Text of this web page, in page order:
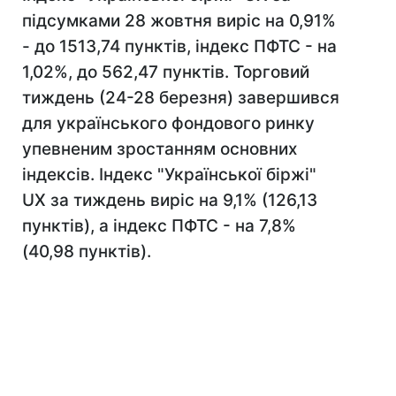
підсумками 28 жовтня виріс на 0,91%
- до 1513,74 пунктів, індекс ПФТС - на
1,02%, до 562,47 пунктів. Торговий
тиждень (24-28 березня) завершився
для українського фондового ринку
упевненим зростанням основних
індексів. Індекс "Української біржі"
UX за тиждень виріс на 9,1% (126,13
пунктів), а індекс ПФТС - на 7,8%
(40,98 пунктів).